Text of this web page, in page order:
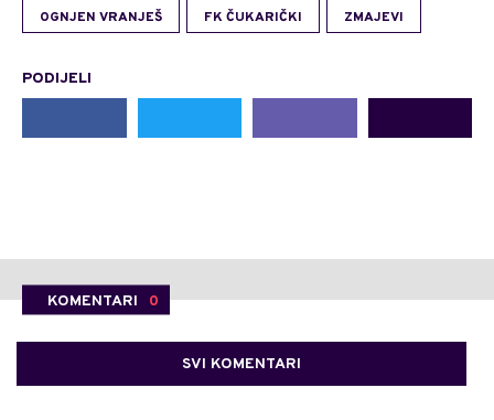
OGNJEN VRANJEŠ FK ČUKARIČKI ZMAJEVI
PODIJELI
KOMENTARI 0
SVI KOMENTARI